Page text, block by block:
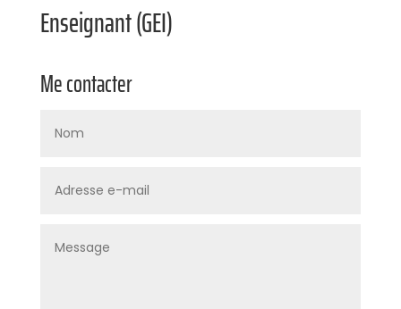
Enseignant (GEI)
Me contacter